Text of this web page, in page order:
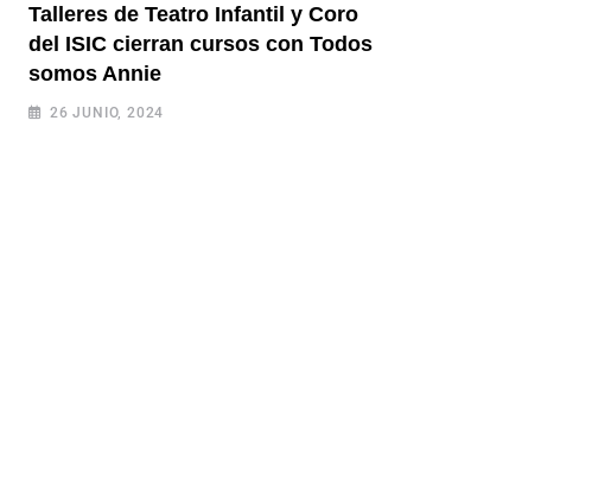
Talleres de Teatro Infantil y Coro
del ISIC cierran cursos con Todos
somos Annie
26 JUNIO, 2024